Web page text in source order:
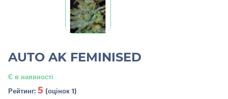
AUTO AK FEMINISED
Є в наявності
Рейтинг: 5 (оцінок 1)